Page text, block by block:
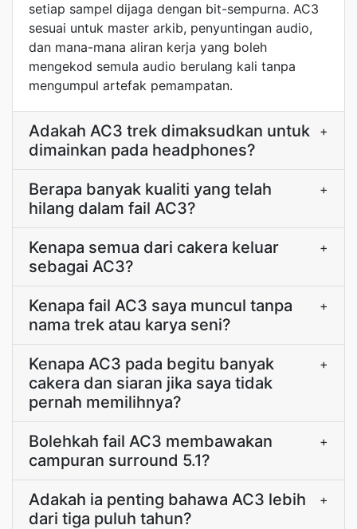
setiap sampel dijaga dengan bit-sempurna. AC3
sesuai untuk master arkib, penyuntingan audio,
dan mana-mana aliran kerja yang boleh
mengekod semula audio berulang kali tanpa
mengumpul artefak pemampatan.
Adakah AC3 trek dimaksudkan untuk
dimainkan pada headphones?
+
Berapa banyak kualiti yang telah
hilang dalam fail AC3?
+
Kenapa semua dari cakera keluar
sebagai AC3?
+
Kenapa fail AC3 saya muncul tanpa
nama trek atau karya seni?
+
Kenapa AC3 pada begitu banyak
cakera dan siaran jika saya tidak
pernah memilihnya?
+
Bolehkah fail AC3 membawakan
campuran surround 5.1?
+
Adakah ia penting bahawa AC3 lebih
dari tiga puluh tahun?
+